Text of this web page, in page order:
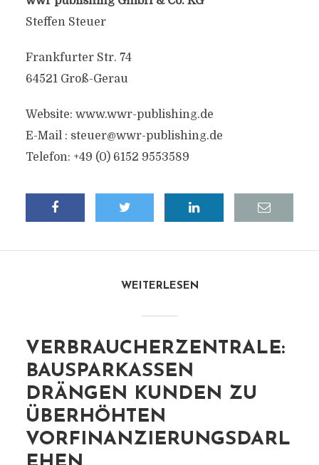
Steffen Steuer
Frankfurter Str. 74
64521 Groß-Gerau
Website: www.wwr-publishing.de
E-Mail : steuer@wwr-publishing.de
Telefon: +49 (0) 6152 9553589
WEITERLESEN
VERBRAUCHERZENTRALE:
BAUSPARKASSEN
DRÄNGEN KUNDEN ZU
ÜBERHÖHTEN
VORFINANZIERUNGSDARL